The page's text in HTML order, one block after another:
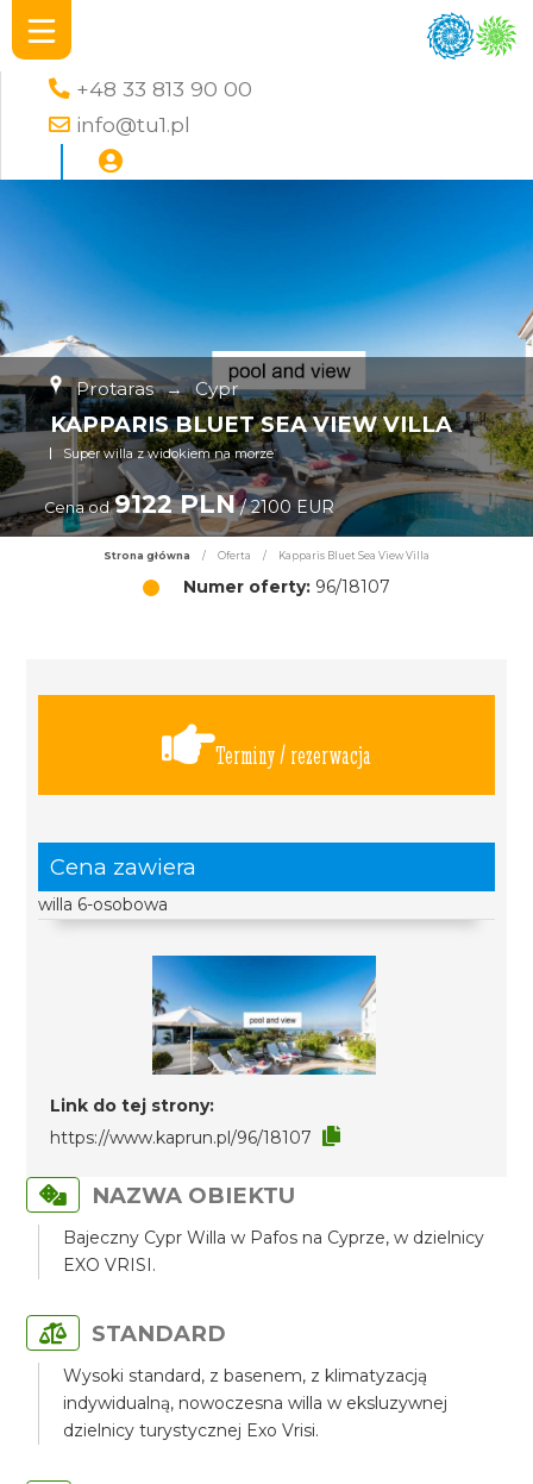
+48 33 813 90 00
info@tu1.pl
Protaras → Cypr
KAPPARIS BLUET SEA VIEW VILLA
Super willa z widokiem na morze
Cena od 9122 PLN/ 2100 EUR
Strona główna / Oferta / Kapparis Bluet Sea View Villa
Numer oferty: 96/18107
Terminy / rezerwacja
Cena zawiera
willa 6-osobowa
Link do tej strony:
https://www.kaprun.pl/96/18107
NAZWA OBIEKTU
Bajeczny Cypr Willa w Pafos na Cyprze, w dzielnicy
EXO VRISI.
STANDARD
Wysoki standard, z basenem, z klimatyzacją
indywidualną, nowoczesna willa w eksluzywnej
dzielnicy turystycznej Exo Vrisi.